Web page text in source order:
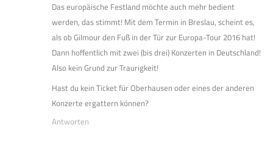
Das europäische Festland möchte auch mehr bedient
werden, das stimmt! Mit dem Termin in Breslau, scheint es,
als ob Gilmour den Fuß in der Tür zur Europa-Tour 2016 hat!
Dann hoffentlich mit zwei (bis drei) Konzerten in Deutschland!
Also kein Grund zur Traurigkeit!
Hast du kein Ticket für Oberhausen oder eines der anderen
Konzerte ergattern können?
Antworten